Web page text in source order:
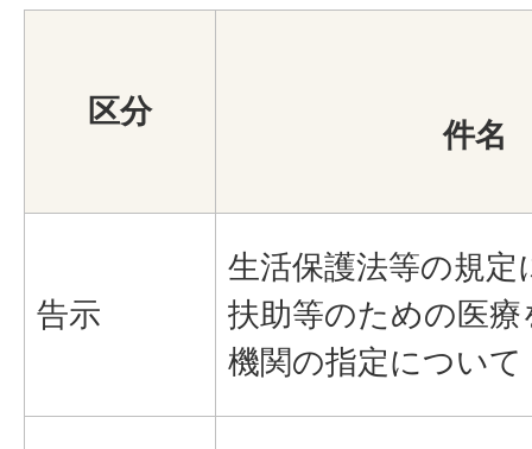
区分
件名
告示
生活保護法等の規定
扶助等のための医
機関の指定について